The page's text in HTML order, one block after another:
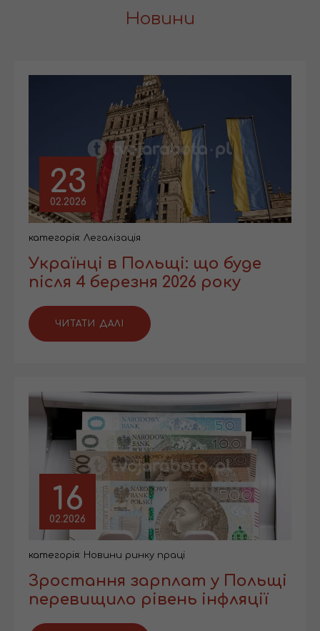
Новини
23
02.2026
категорія: Легалізація
Українці в Польщі: що буде
після 4 березня 2026 року
ЧИТАТИ ДАЛІ
16
02.2026
категорія: Новини ринку праці
Зростання зарплат у Польщі
перевищило рівень інфляції